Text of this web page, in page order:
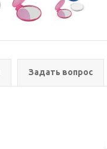
Задать вопрос